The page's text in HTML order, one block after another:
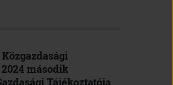
második
Tájékoztatója